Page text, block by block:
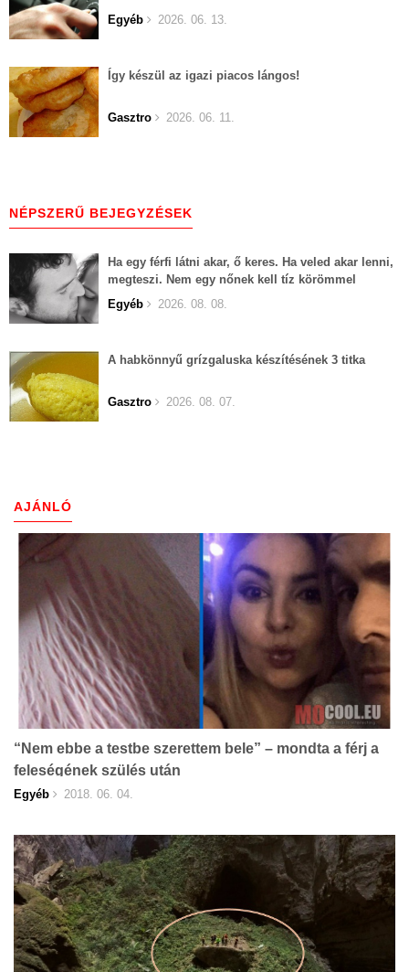
Egyéb
2026. 06. 13.
Így készül az igazi piacos lángos!
Gasztro 2026. 06. 11.
NÉPSZERŰ BEJEGYZÉSEK
Ha egy férfi látni akar, ő keres. Ha veled akar lenni,
megteszi. Nem egy nőnek kell tíz körömmel
belekapaszkodva mindent feláldozni.
Egyéb 2026. 08. 08.
A habkönnyű grízgaluska készítésének 3 titka
Gasztro 2026. 08. 07.
AJÁNLÓ
“Nem ebbe a testbe szerettem bele” – mondta a férj a
feleségének szülés után
Egyéb 2018. 06. 04.